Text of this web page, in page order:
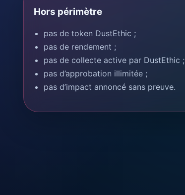
Hors périmètre
pas de token DustEthic ;
pas de rendement ;
pas de collecte active par DustEthic ;
pas d’approbation illimitée ;
pas d’impact annoncé sans preuve.